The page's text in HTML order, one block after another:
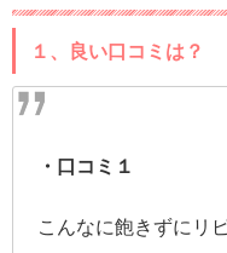
１、良い口コミは？
・口コミ１
こんなに飽きずにリ